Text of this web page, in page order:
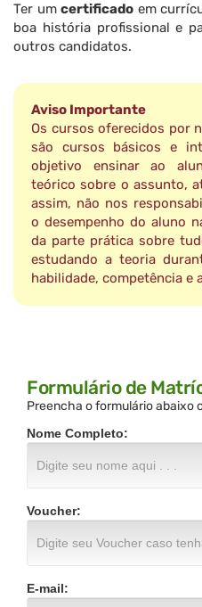
Ter umcertificado em
boa história profissional e
outros candidatos.
Aviso Importante
Os cursos oferecidos por
são cursos básicos e
objetivo ensinar ao
teórico sobre o assunto,
assim, não nos
o desempenho do aluno
da parte prática sobre
estudando a teoria
habilidade, competência e
Formulário de
Preencha o formulário abaixo
Nome Completo:
Voucher:
E-mail: